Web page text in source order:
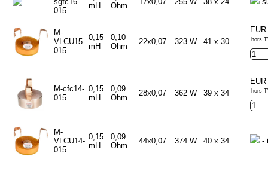
015
mH
Ohm
M-
VLCU15-
015
0,15
mH
0,10
Ohm
22x0,07 323 W 41 x 30 hors
M-cfc14-
015
0,15
mH
0,09
Ohm
28x0,07 362 W 39 x 34 hors
M-
VLCU14-
015
0,15
mH
0,09
Ohm
44x0,07 374 W 40 x 34 -